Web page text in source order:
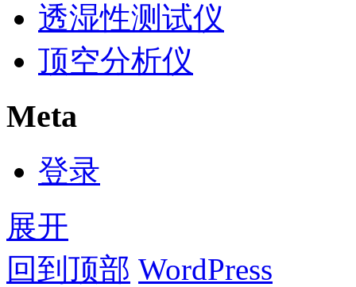
透湿性测试仪
顶空分析仪
Meta
登录
展开
回到顶部 WordPress